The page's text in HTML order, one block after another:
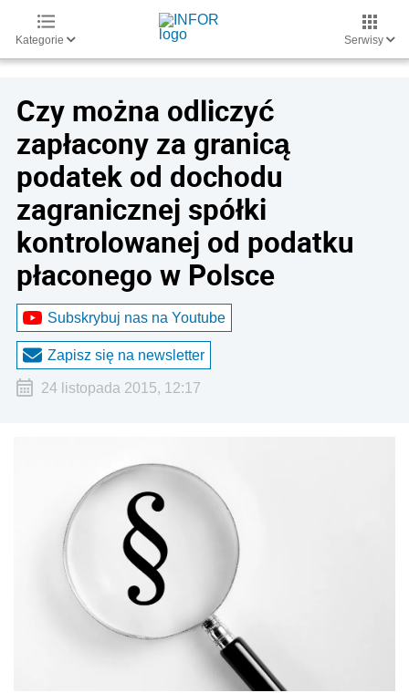
Kategorie Serwisy
Czy można odliczyć
zapłacony za granicą
podatek od dochodu
zagranicznej spółki
kontrolowanej od podatku
płaconego w Polsce
Subskrybuj nas na Youtube
Zapisz się na newsletter
24 listopada 2015, 12:17